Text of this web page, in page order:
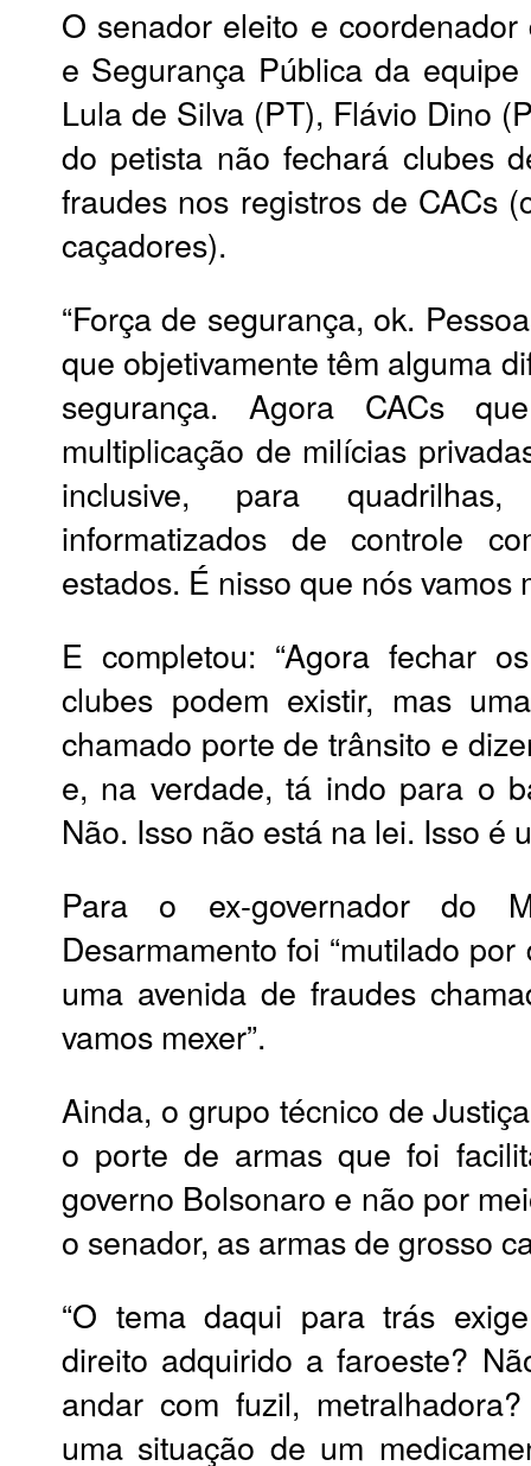
O senador eleito e
e Segurança Pública da
Lula de Silva (PT), Flávio Dino
do petista não fechará clubes
fraudes nos registros de CACs
caçadores).
“Força de segurança, ok.
que objetivamente têm alguma
segurança. Agora CACs
multiplicação de milícias
inclusive, para
informatizados de controle
estados. É nisso que nós vamos
E completou: “Agora fechar
clubes podem existir, mas
chamado porte de trânsito e
e, na verdade, tá indo para o
Não. Isso não está na lei. Isso é
Para o ex-governador do
Desarmamento foi “mutilado
uma avenida de fraudes
vamos mexer”.
Ainda, o grupo técnico de
o porte de armas que foi
governo Bolsonaro e não por
o senador, as armas de grosso
“O tema daqui para trás
direito adquirido a faroeste?
andar com fuzil,
uma situação de um